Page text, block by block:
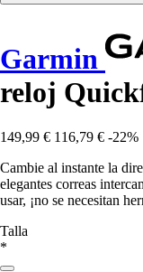
Garmin
reloj
149,99 € 116,79 € -22%
Cambie al instante la
elegantes correas
usar, ¡no se necesitan
Talla
*